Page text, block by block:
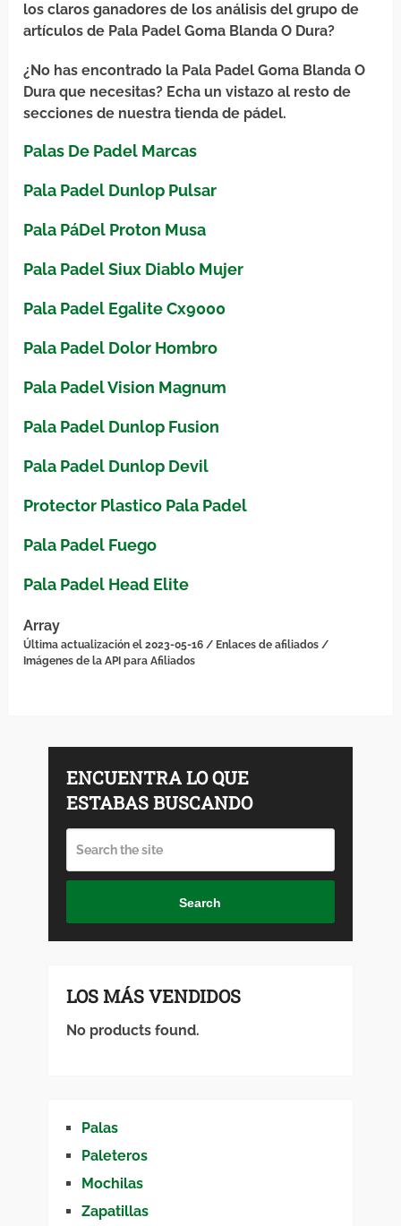
los claros ganadores de los análisis del grupo de
artículos de Pala Padel Goma Blanda O Dura?
¿No has encontrado la Pala Padel Goma Blanda O
Dura que necesitas? Echa un vistazo al resto de
secciones de nuestra tienda de pádel.
Palas De Padel Marcas
Pala Padel Dunlop Pulsar
Pala PáDel Proton Musa
Pala Padel Siux Diablo Mujer
Pala Padel Egalite Cx9000
Pala Padel Dolor Hombro
Pala Padel Vision Magnum
Pala Padel Dunlop Fusion
Pala Padel Dunlop Devil
Protector Plastico Pala Padel
Pala Padel Fuego
Pala Padel Head Elite
Array
Última actualización el 2023-05-16 / Enlaces de afiliados /
Imágenes de la API para Afiliados
ENCUENTRA LO QUE
ESTABAS BUSCANDO
Search
LOS MÁS VENDIDOS
No products found.
Palas
Paleteros
Mochilas
Zapatillas